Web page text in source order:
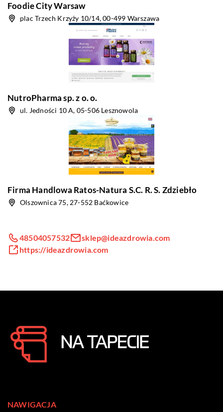
Foodie City Warsaw
plac Trzech Krzyży 10/14, 00-499 Warszawa
NutroPharma sp. z o. o.
ul. Jedności 10 A, 05-506 Lesznowola
Firma Handlowa Ratos-Natura S.C. R. S. Zdziebło
Olszownica 75, 27-552 Baćkowice
48504057532
sklep@ideazdrowia.com
https://ideazdrowia.com
NAWIGACJA